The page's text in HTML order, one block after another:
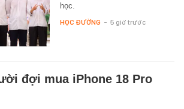
học.
HỌC ĐƯỜNG - 5 giờ trước
đợi mua iPhone 18 Pro